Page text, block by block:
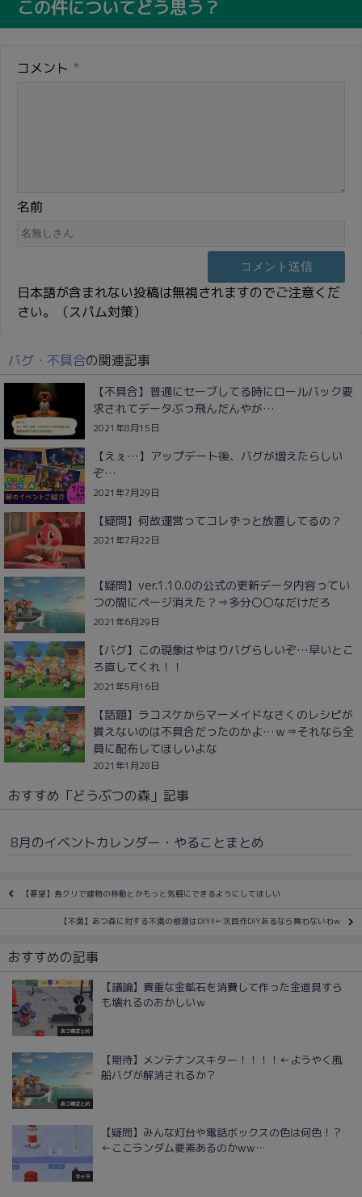
この件についてどう思う？
コメント *
名前
日本語が含まれない投稿は無視されますのでご注意くだ
さい。（スパム対策）
バグ・不具合の関連記事
【不具合】普通にセーブしてる時にロールバック要
求されてデータぶっ飛んだんやが…
2021年8月15日
【えぇ…】アップデート後、バグが増えたらしい
ぞ…
2021年7月29日
【疑問】何故運営ってコレずっと放置してるの？
2021年7月22日
【疑問】ver.1.10.0の公式の更新データ内容ってい
つの間にページ消えた？⇒多分〇〇なだけだろ
2021年6月29日
【バグ】この現象はやはりバグらしいぞ…早いとこ
ろ直してくれ！！
2021年5月16日
【話題】ラコスケからマーメイドなさくのレシピが
貰えないのは不具合だったのかよ…ｗ⇒それなら全
員に配布してほしいよな
2021年1月28日
おすすめ「どうぶつの森」記事
8月のイベントカレンダー・やることまとめ
【要望】島クリで建物の移動とかもっと気軽にできるようにしてほしい
【不満】あつ森に対する不満の根源はDIY!!←次回作DIYあるなら買わないわw
おすすめの記事
あつ森まとめ
【議論】貴重な金鉱石を消費して作った金道具すら
も壊れるのおかしいｗ
あつ森まとめ
【期待】メンテナンスキター！！！！←ようやく風
船バグが解消されるか？
キャラ
【疑問】みんな灯台や電話ボックスの色は何色！？
←ここランダム要素あるのかww…